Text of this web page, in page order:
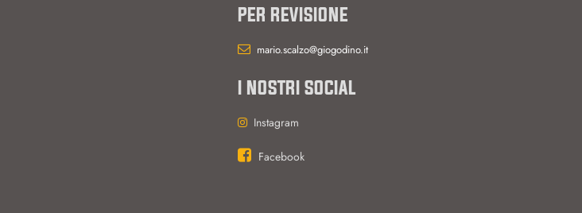
PER REVISIONE
mario.scalzo@giogodino.it
I NOSTRI SOCIAL
Instagram
Facebook